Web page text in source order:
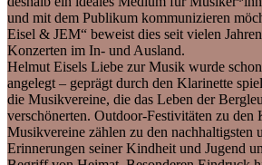
und mit dem Publikum kommunizieren
Eisel & JEM“ beweist dies seit vielen
Konzerten im In- und Ausland.
Helmut Eisels Liebe zur Musik wurde
angelegt – geprägt durch den Klarinette
die Musikvereine, die das Leben der
verschönerten. Outdoor-Festivitäten zu den
Musikvereine zählen zu den nachhaltigsten
Erinnerungen seiner Kindheit und Jugend